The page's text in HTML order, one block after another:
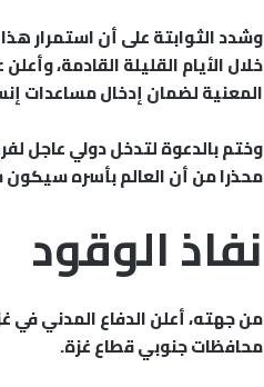
وشدد الثوابتة على أن استمرار
خلال الأيام القليلة القادمة،
المعنية لضمان إدخال مساعدات
وختم بالدعوة لتدخل دولي عاجل
محذرا من أن العالم بأسره سيكون
نفاذ الوقود
من جهته، أعلن الدفاع المدني في
محافظات جنوبي قطاع غزة.